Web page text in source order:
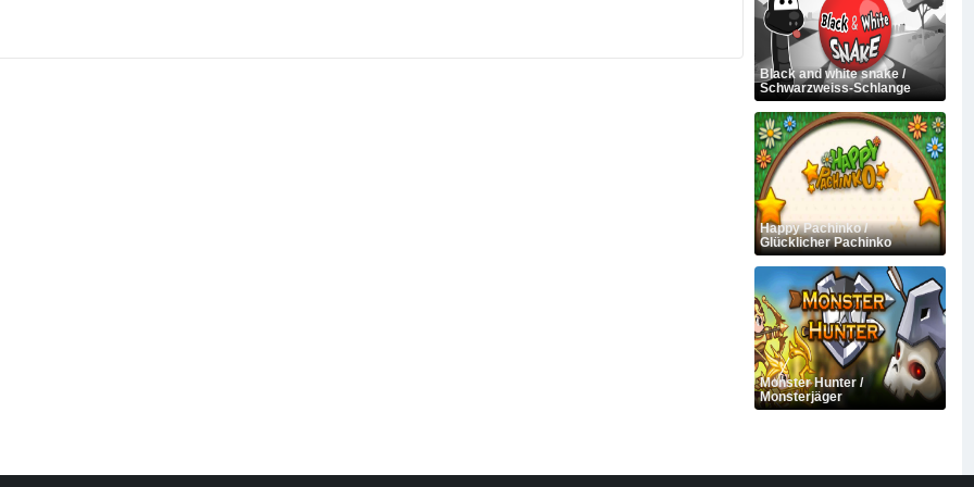
Black and white snake /
Schwarzweiss-Schlange
Happy Pachinko /
Glücklicher Pachinko
Monster Hunter /
Monsterjäger